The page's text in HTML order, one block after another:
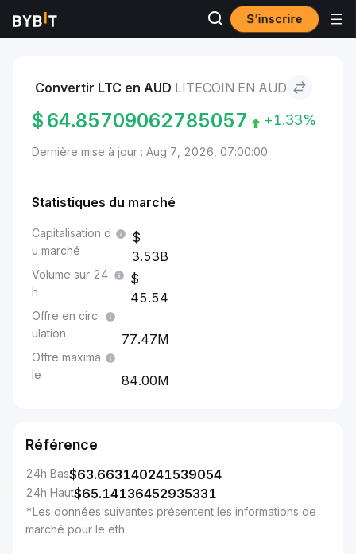
S’inscrire
Marchés Litecoin to AUD
Convertir LTC en AUD LITECOIN EN AUD
$ 64.85709062785057 +1.33%
Dernière mise à jour : Aug 7, 2026, 07:00:00
Statistiques du marché
Capitalisation d
u marché
3.53B
Volume sur 24
h
45.54
Offre en circ
ulation
77.47M
Offre maxima
le
84.00M
Référence
24h Bas$63.663140241539054
24h Haut$65.14136452935331
*Les données suivantes présentent les informations de
marché pour le eth